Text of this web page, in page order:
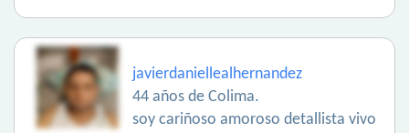
javierdaniellealhernandez
44 años de Colima.
soy cariñoso amoroso detallista vivo